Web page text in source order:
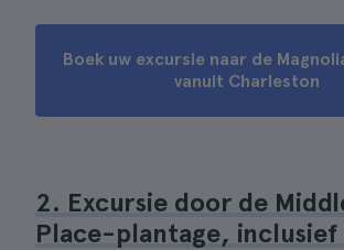
Boek uw excursie naar de
vanuit Charleston
2. Excursie door de
Place-plantage, inclusief